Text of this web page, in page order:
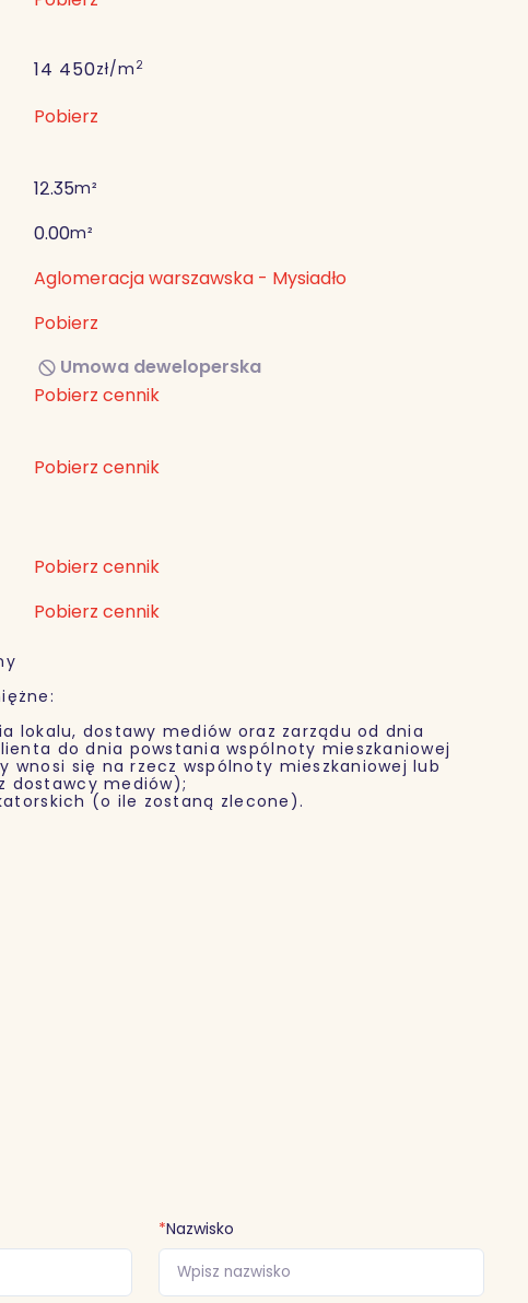
14 450zł/m 2
Pobierz
12.35m²
0.00m²
Aglomeracja warszawska - Mysiadło
Pobierz
Umowa deweloperska
Pobierz cennik
Pobierz cennik
Pobierz cennik
Pobierz cennik
dostawy mediów oraz zarządu od dnia
do dnia powstania wspólnoty mieszkaniowej
wnosi się na rzecz wspólnoty mieszkaniowej lub
dostawcy mediów);
(o ile zostaną zlecone).
*Nazwisko